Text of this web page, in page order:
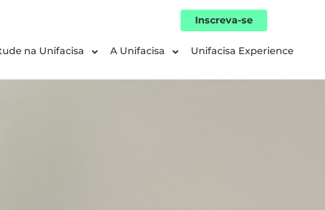
Inscreva-se
na Unifacisa A Unifacisa Unifacisa Experience